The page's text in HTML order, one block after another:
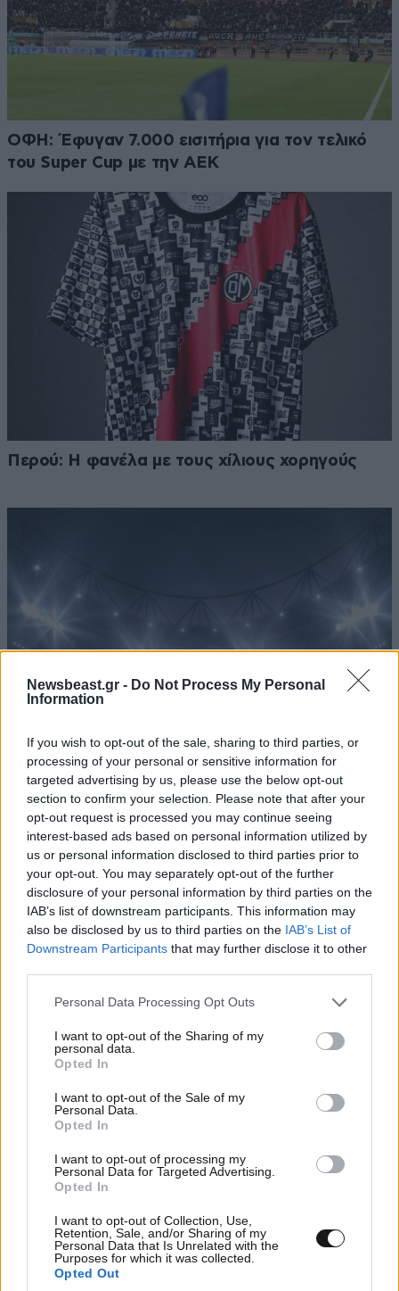
Newsbeast.gr - Do Not Process My Personal
Information
If you wish to opt-out of the sale, sharing to third parties, or
processing of your personal or sensitive information for
targeted advertising by us, please use the below opt-out
section to confirm your selection. Please note that after your
opt-out request is processed you may continue seeing
interest-based ads based on personal information utilized by
us or personal information disclosed to third parties prior to
your opt-out. You may separately opt-out of the further
disclosure of your personal information by third parties on the
IAB’s list of downstream participants. This information may
also be disclosed by us to third parties on the IAB’s List of
Downstream Participants that may further disclose it to other
Please note that this website/app uses one or more Google
not limited to your visit or usage behaviour. You may click to
grant or deny consent to Google and its third-party tags to
use your data for below specified purposes in below Google
consent section.
Personal Data Processing Opt Outs
I want to opt-out of the Sharing of my
personal data.
Opted In
I want to opt-out of the Sale of my
Personal Data.
Opted In
I want to opt-out of processing my
Personal Data for Targeted Advertising.
Opted In
I want to opt-out of Collection, Use,
Retention, Sale, and/or Sharing of my
Personal Data that Is Unrelated with the
Purposes for which it was collected.
Opted Out
ΟΦΗ: Έφυγαν 7.000 εισιτήρια για τον τελικό
του Super Cup με την ΑΕΚ
Περού: Η φανέλα με τους χίλιους χορηγούς
Το μήνυμα Μαρινάκη σε όλους, ο φορ που θέλει
ο ΠΑΟΚ και η εικονική πραγματικότητα της
ΕΠΟ
Παγκόσμιο Κωπηλασίας Κ19: Ασημένιο μετάλλιο
Ακολουθήστε τοNEWSBEASTστοGoogle News
και μάθετε πρώτοι όλες τις ειδήσεις